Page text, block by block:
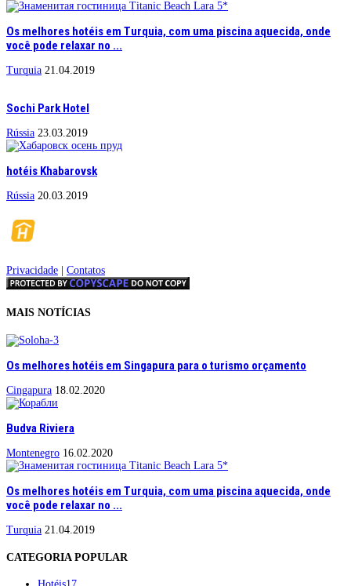
Os melhores hotéis em Turquia, com uma piscina aquecida, onde
você pode relaxar no ...
Turquia 21.04.2019
Sochi Park Hotel
Rússia 23.03.2019
hotéis Khabarovsk
Rússia 20.03.2019
Privacidade | Contatos
MAIS NOTÍCIAS
Os melhores hotéis em Singapura para o turismo orçamento
Cingapura 18.02.2020
Budva Riviera
Montenegro 16.02.2020
Os melhores hotéis em Turquia, com uma piscina aquecida, onde
você pode relaxar no ...
Turquia 21.04.2019
CATEGORIA POPULAR